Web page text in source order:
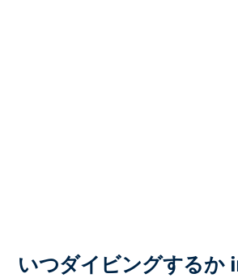
いつダイビングするか